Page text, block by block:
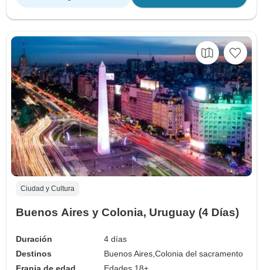
Ciudad y Cultura
Buenos Aires y Colonia, Uruguay (4 Días)
Duración
4 días
Destinos
Buenos Aires,Colonia del sacramento